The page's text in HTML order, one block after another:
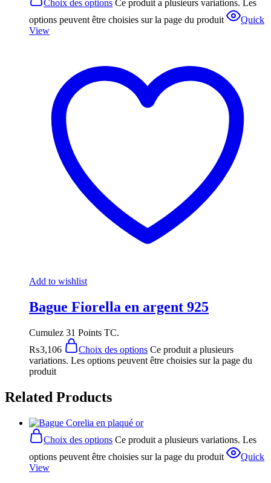
Choix des options Ce produit a plusieurs variations. Les
options peuvent être choisies sur la page du produit
Quick
View
Add to wishlist
Bague Fiorella en argent 925
Cumulez 31 Points TC.
₨3,106 Choix des options Ce produit a plusieurs
variations. Les options peuvent être choisies sur la page du
produit
Related Products
Choix des options Ce produit a plusieurs variations. Les
options peuvent être choisies sur la page du produit
Quick
View